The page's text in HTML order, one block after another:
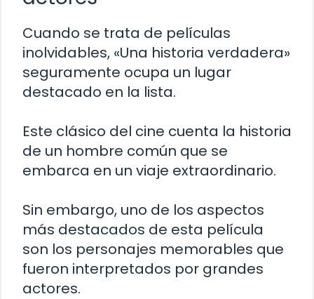
Cuando se trata de películas
inolvidables, «Una historia verdadera»
seguramente ocupa un lugar
destacado en la lista.
Este clásico del cine cuenta la historia
de un hombre común que se
embarca en un viaje extraordinario.
Sin embargo, uno de los aspectos
más destacados de esta película
son los personajes memorables que
fueron interpretados por grandes
actores.